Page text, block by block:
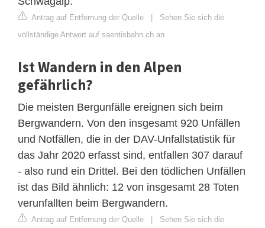
Antrag auf Entfernung der Quelle | Sehen Sie sich die
vollständige Antwort auf saentisbahn.ch an
Ist Wandern in den Alpen
gefährlich?
Die meisten Bergunfälle ereignen sich beim
Bergwandern. Von den insgesamt 920 Unfällen
und Notfällen, die in der DAV-Unfallstatistik für
das Jahr 2020 erfasst sind, entfallen 307 darauf
- also rund ein Drittel. Bei den tödlichen Unfällen
ist das Bild ähnlich: 12 von insgesamt 28 Toten
verunfallten beim Bergwandern.
Antrag auf Entfernung der Quelle | Sehen Sie sich die